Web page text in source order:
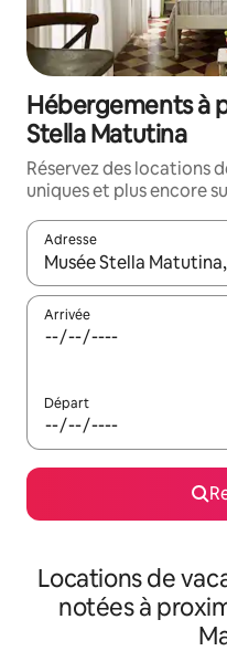
Hébergements à
Stella Matutina
Réservez des locations
uniques et plus encore
Adresse
Lorsque les résultats
Arrivée
Départ
Locations de
notées à